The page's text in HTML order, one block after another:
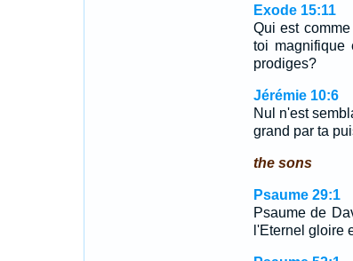
Exode 15:11
Qui est
toi magnifique
prodiges?
Jérémie 10:6
Nul n'est
grand par ta
the sons
Psaume 29:1
Psaume de
l'Eternel gloire